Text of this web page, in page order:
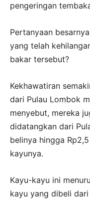
pengeringan
Pertanyaan
yang telah
bakar tersebut?
Kekhawatiran
dari Pulau Lombok
menyebut, mereka
didatangkan dari
belinya hingga
kayunya.
Kayu-kayu ini
kayu yang dibeli